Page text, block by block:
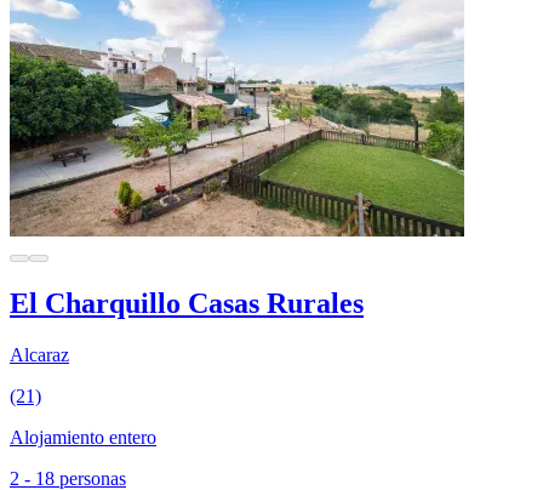
El Charquillo Casas Rurales
Alcaraz
(21)
Alojamiento entero
2 - 18 personas